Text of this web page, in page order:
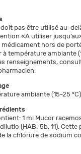
pas être utilisé au-
«A utiliser
médicament hors de
température ambiante
renseignements,
ambiante (15-25
1 ml Mucor
(HAB; 5b, 11). Cette
la chlorure de sodium